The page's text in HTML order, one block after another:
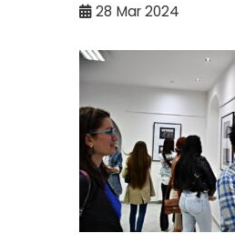
28 Mar 2024